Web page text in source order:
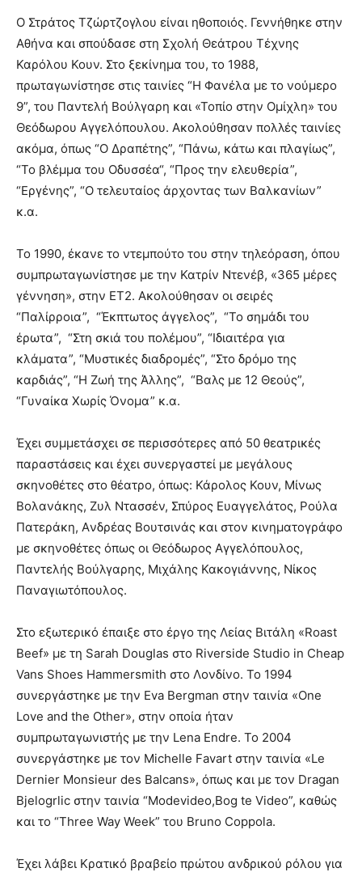
Ο Στράτος Τζώρτζογλου είναι ηθοποιός. Γεννήθηκε στην
Αθήνα και σπούδασε στη Σχολή Θεάτρου Τέχνης
Καρόλου Κουν. Στο ξεκίνημα του, το 1988,
πρωταγωνίστησε στις ταινίες “Η Φανέλα με το νούμερο
9”, του Παντελή Βούλγαρη και «Τοπίο στην Ομίχλη» του
Θεόδωρου Αγγελόπουλου. Ακολούθησαν πολλές ταινίες
ακόμα, όπως “Ο Δραπέτης”, “Πάνω, κάτω και πλαγίως”,
“Το βλέμμα του Οδυσσέα“, “Προς την ελευθερία”,
“Εργένης”, “Ο τελευταίος άρχοντας των Βαλκανίων”
κ.α.
Το 1990, έκανε το ντεμπούτο του στην τηλεόραση, όπου
συμπρωταγωνίστησε με την Κατρίν Ντενέβ, «365 μέρες
γέννηση», στην ΕΤ2. Ακολούθησαν οι σειρές
“Παλίρροια”, “Έκπτωτος άγγελος”, “Το σημάδι του
έρωτα”, “Στη σκιά του πολέμου”, “Ιδιαιτέρα για
κλάματα”, “Μυστικές διαδρομές”, “Στο δρόμο της
καρδιάς”, “Η Ζωή της Άλλης”, “Βαλς με 12 Θεούς”,
“Γυναίκα Χωρίς Όνομα” κ.α.
Έχει συμμετάσχει σε περισσότερες από 50 θεατρικές
παραστάσεις και έχει συνεργαστεί με μεγάλους
σκηνοθέτες στο θέατρο, όπως: Κάρολος Κουν, Μίνως
Βολανάκης, Ζυλ Ντασσέν, Σπύρος Ευαγγελάτος, Ρούλα
Πατεράκη, Aνδρέας Βουτσινάς και στον κινηματογράφο
με σκηνοθέτες όπως οι Θεόδωρος Αγγελόπουλος,
Παντελής Βούλγαρης, Μιχάλης Κακογιάννης, Νίκος
Παναγιωτόπουλος.
Στο εξωτερικό έπαιξε στο έργο της Λείας Βιτάλη «Roast
Beef» με τη Sarah Douglas στο Riverside Studio in Cheap
Vans Shoes Hammersmith στο Λονδίνο. Το 1994
συνεργάστηκε με την Eva Bergman στην ταινία «One
Love and the Other», στην οποία ήταν
συμπρωταγωνιστής με την Lena Endre. Το 2004
συνεργάστηκε με τον Michelle Favart στην ταινία «Le
Dernier Monsieur des Balcans», όπως και με τον Dragan
Bjelogrlic στην ταινία “Modevideo,Bog te Video”, καθώς
και το “Three Way Week” του Bruno Coppola.
Έχει λάβει Κρατικό βραβείο πρώτου ανδρικού ρόλου για